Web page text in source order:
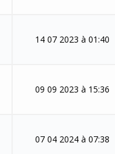
14 07 2023 à 01:40
09 09 2023 à 15:36
07 04 2024 à 07:38